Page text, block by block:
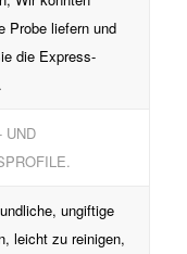
Probe liefern und
die Express-
UND
ungiftige
leicht zu reinigen,